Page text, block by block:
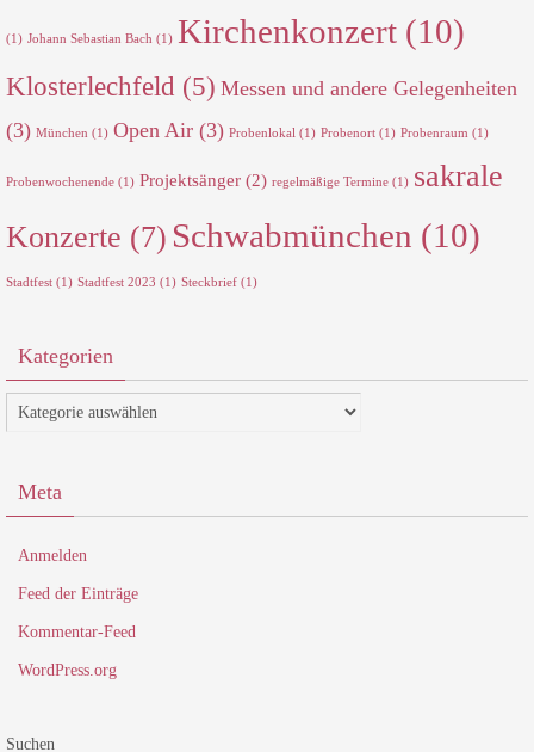
(1) Johann Sebastian Bach (1) Kirchenkonzert (10)
Klosterlechfeld (5) Messen und andere Gelegenheiten
(3) München (1) Open Air (3) Probenlokal (1) Probenort (1) Probenraum (1)
Probenwochenende (1) Projektsänger (2) regelmäßige Termine (1) sakrale
Konzerte (7) Schwabmünchen (10)
Stadtfest (1) Stadtfest 2023 (1) Steckbrief (1)
Kategorien
Kategorien
Meta
Anmelden
Feed der Einträge
Kommentar-Feed
WordPress.org
Suchen